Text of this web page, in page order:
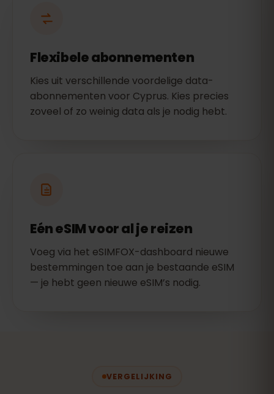
Flexibele abonnementen
Kies uit verschillende voordelige data-
abonnementen voor Cyprus. Kies precies
zoveel of zo weinig data als je nodig hebt.
Eén eSIM voor al je reizen
Voeg via het eSIMFOX-dashboard nieuwe
bestemmingen toe aan je bestaande eSIM
— je hebt geen nieuwe eSIM’s nodig.
VERGELIJKING